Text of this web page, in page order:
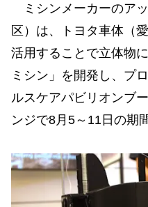
ミシンメーカーのア
区）は、トヨタ車体（
活用することで立体物
ミシン」を開発し、プ
ルスケアパビリオンブ
ンジで8月5～11日の期